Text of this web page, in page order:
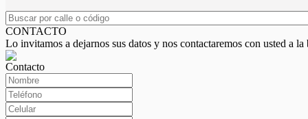
CONTACTO
Lo invitamos a dejarnos sus datos y nos contactaremos con usted a la
Contacto